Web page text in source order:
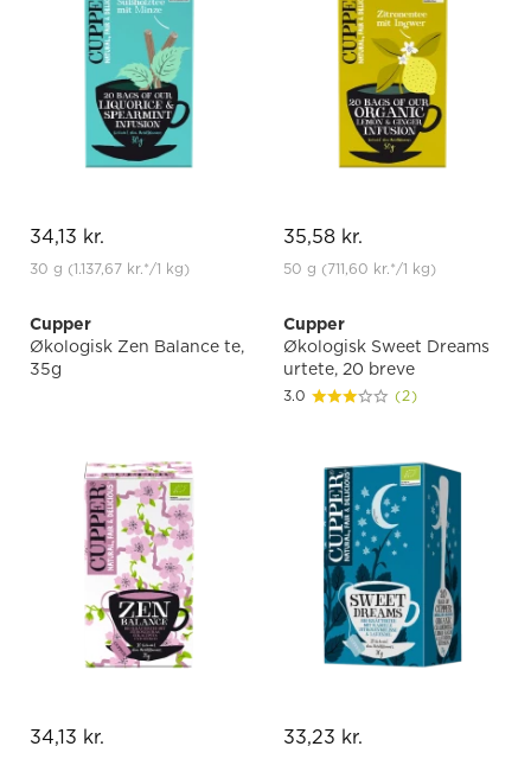
34,13 kr.
30 g (1.137,67 kr.*/1 kg)
35,58 kr.
50 g (711,60 kr.*/1 kg)
Cupper
Økologisk Zen Balance te,
35g
34,13 kr.
Cupper
Økologisk Sweet Dreams
urtete, 20 breve
3.0 (2)
33,23 kr.